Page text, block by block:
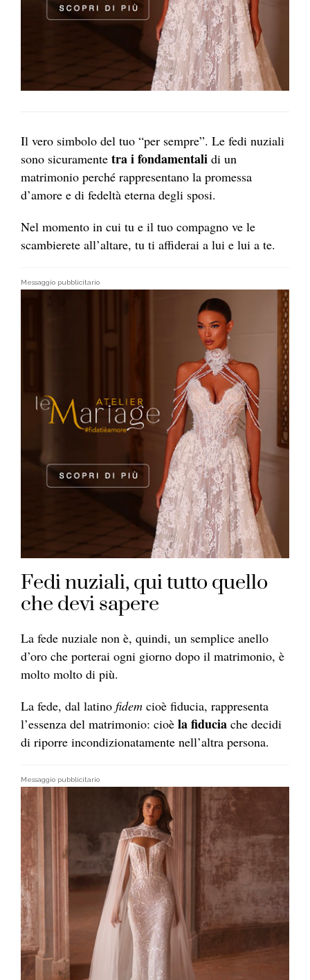
Il vero simbolo del tuo “per sempre”. Le fedi nuziali
sono sicuramente tra i fondamentali di un
matrimonio perché rappresentano la promessa
d’amore e di fedeltà eterna degli sposi.
Nel momento in cui tu e il tuo compagno ve le
scambierete all’altare, tu ti affiderai a lui e lui a te.
Messaggio pubblicitario
Fedi nuziali, qui tutto quello
che devi sapere
La fede nuziale non è, quindi, un semplice anello
d’oro che porterai ogni giorno dopo il matrimonio, è
molto molto di più.
La fede, dal latino fidem cioè fiducia, rappresenta
l’essenza del matrimonio: cioè la fiducia che decidi
di riporre incondizionatamente nell’altra persona.
Messaggio pubblicitario